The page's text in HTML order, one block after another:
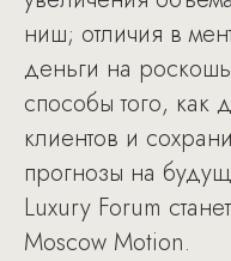
ниш; отличия в
деньги на
способы того, как
клиентов и
прогнозы на
Luxury Forum
Moscow Motion.